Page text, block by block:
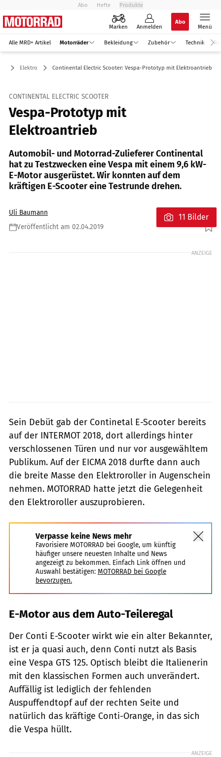
Abo Hefte Produkte
Marken Anmelden
Abo
Menü
Alle MRD+ Artikel Motorräder Bekleidung Zubehör Technik
Elektro Continental Electric Scooter: Vespa-Prototyp mit Elektroantrieb
CONTINENTAL ELECTRIC SCOOTER
Vespa-Prototyp mit
Elektroantrieb
Automobil- und Motorrad-Zulieferer Continental
hat zu Testzwecken eine Vespa mit einem 9,6 kW-
E-Motor ausgerüstet. Wir konnten auf dem
kräftigen E-Scooter eine Testrunde drehen.
Uli Baumann
Veröffentlicht am 02.04.2019
Foto: Continental
11 Bilder
ANZEIGE
Sein Debüt gab der Continetal E-Scooter bereits
auf der INTERMOT 2018, dort allerdings hinter
verschlossenen Türen und nur vor ausgewähltem
Publikum. Auf der EICMA 2018 durfte dann auch
die breite Masse den Elektroroller in Augenschein
nehmen. MOTORRAD hatte jetzt die Gelegenheit
den Elektroroller auszuprobieren.
Verpasse keine News mehr
Favorisiere MOTORRAD bei Google, um künftig
häufiger unsere neuesten Inhalte und News
angezeigt zu bekommen. Einfach Link öffnen und
Auswahl bestätigen: MOTORRAD bei Google
bevorzugen.
E-Motor aus dem Auto-Teileregal
Der Conti E-Scooter wirkt wie ein alter Bekannter,
ist er ja quasi auch, denn Conti nutzt als Basis
eine Vespa GTS 125. Optisch bleibt die Italienerin
mit den klassischen Formen auch unverändert.
Auffällig ist lediglich der fehlenden
Auspuffendtopf auf der rechten Seite und
natürlich das kräftige Conti-Orange, in das sich
die Vespa hüllt.
ANZEIGE